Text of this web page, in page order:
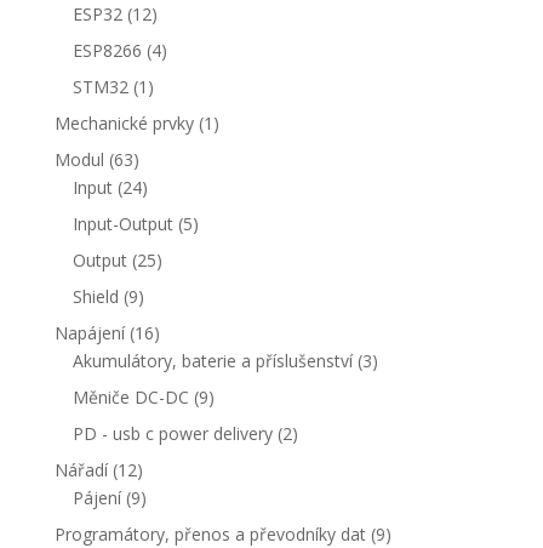
ESP32 1212
produktů
ESP8266 44
STM32 1 1
produkt
Mechanické prvky 1 1
Modul 6363
produktů
Input 2424
produktů
Input-Output 55
Output 2525
Shield 99
produktů
Napájení 1616
produktů
Akumulátory, baterie a příslušenství 33
Měniče DC-DC 99
produktů
PD - usb c power delivery 22
Nářadí 1212
produktů
Pájení 99
produktů
Programátory, přenos a převodníky dat 99